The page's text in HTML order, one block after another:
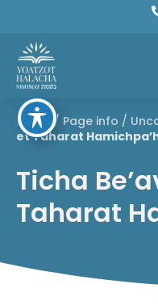
Home / Page info /
et Taharat
Ticha
Taharat